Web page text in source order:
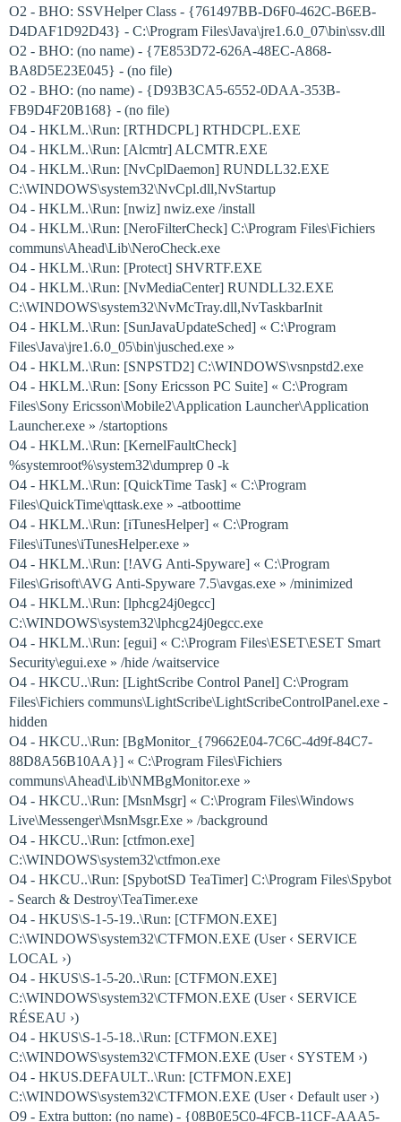
O2 - BHO: SSVHelper Class - {761497BB-D6F0-462C-B6EB-
D4DAF1D92D43} - C:\Program Files\Java\jre1.6.0_07\bin\ssv.dll
O2 - BHO: (no name) - {7E853D72-626A-48EC-A868-
BA8D5E23E045} - (no file)
O2 - BHO: (no name) - {D93B3CA5-6552-0DAA-353B-
FB9D4F20B168} - (no file)
O4 - HKLM..\Run: [RTHDCPL] RTHDCPL.EXE
O4 - HKLM..\Run: [Alcmtr] ALCMTR.EXE
O4 - HKLM..\Run: [NvCplDaemon] RUNDLL32.EXE
C:\WINDOWS\system32\NvCpl.dll,NvStartup
O4 - HKLM..\Run: [nwiz] nwiz.exe /install
O4 - HKLM..\Run: [NeroFilterCheck] C:\Program Files\Fichiers
communs\Ahead\Lib\NeroCheck.exe
O4 - HKLM..\Run: [Protect] SHVRTF.EXE
O4 - HKLM..\Run: [NvMediaCenter] RUNDLL32.EXE
C:\WINDOWS\system32\NvMcTray.dll,NvTaskbarInit
O4 - HKLM..\Run: [SunJavaUpdateSched] « C:\Program
Files\Java\jre1.6.0_05\bin\jusched.exe »
O4 - HKLM..\Run: [SNPSTD2] C:\WINDOWS\vsnpstd2.exe
O4 - HKLM..\Run: [Sony Ericsson PC Suite] « C:\Program
Files\Sony Ericsson\Mobile2\Application Launcher\Application
Launcher.exe » /startoptions
O4 - HKLM..\Run: [KernelFaultCheck]
%systemroot%\system32\dumprep 0 -k
O4 - HKLM..\Run: [QuickTime Task] « C:\Program
Files\QuickTime\qttask.exe » -atboottime
O4 - HKLM..\Run: [iTunesHelper] « C:\Program
Files\iTunes\iTunesHelper.exe »
O4 - HKLM..\Run: [!AVG Anti-Spyware] « C:\Program
Files\Grisoft\AVG Anti-Spyware 7.5\avgas.exe » /minimized
O4 - HKLM..\Run: [lphcg24j0egcc]
C:\WINDOWS\system32\lphcg24j0egcc.exe
O4 - HKLM..\Run: [egui] « C:\Program Files\ESET\ESET Smart
Security\egui.exe » /hide /waitservice
O4 - HKCU..\Run: [LightScribe Control Panel] C:\Program
Files\Fichiers communs\LightScribe\LightScribeControlPanel.exe -
hidden
O4 - HKCU..\Run: [BgMonitor_{79662E04-7C6C-4d9f-84C7-
88D8A56B10AA}] « C:\Program Files\Fichiers
communs\Ahead\Lib\NMBgMonitor.exe »
O4 - HKCU..\Run: [MsnMsgr] « C:\Program Files\Windows
Live\Messenger\MsnMsgr.Exe » /background
O4 - HKCU..\Run: [ctfmon.exe]
C:\WINDOWS\system32\ctfmon.exe
O4 - HKCU..\Run: [SpybotSD TeaTimer] C:\Program Files\Spybot
- Search & Destroy\TeaTimer.exe
O4 - HKUS\S-1-5-19..\Run: [CTFMON.EXE]
C:\WINDOWS\system32\CTFMON.EXE (User ‹ SERVICE
LOCAL ›)
O4 - HKUS\S-1-5-20..\Run: [CTFMON.EXE]
C:\WINDOWS\system32\CTFMON.EXE (User ‹ SERVICE
RÉSEAU ›)
O4 - HKUS\S-1-5-18..\Run: [CTFMON.EXE]
C:\WINDOWS\system32\CTFMON.EXE (User ‹ SYSTEM ›)
O4 - HKUS.DEFAULT..\Run: [CTFMON.EXE]
C:\WINDOWS\system32\CTFMON.EXE (User ‹ Default user ›)
O9 - Extra button: (no name) - {08B0E5C0-4FCB-11CF-AAA5-